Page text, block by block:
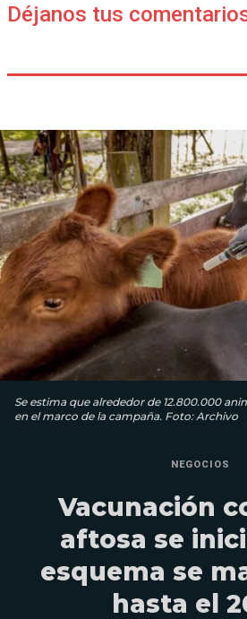
Déjanos tus
Se estima que alrededor de 12.800.000
en el marco de la campaña. Foto: Archivo
NEGOCIOS
Vacunación
aftosa se
esquema se
hasta el